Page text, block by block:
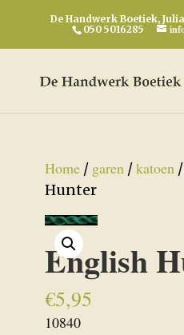
De Handwerk Boetiek,
050 5016285
Home/ garen/katoen/
Hunter
English
€5,95
10840